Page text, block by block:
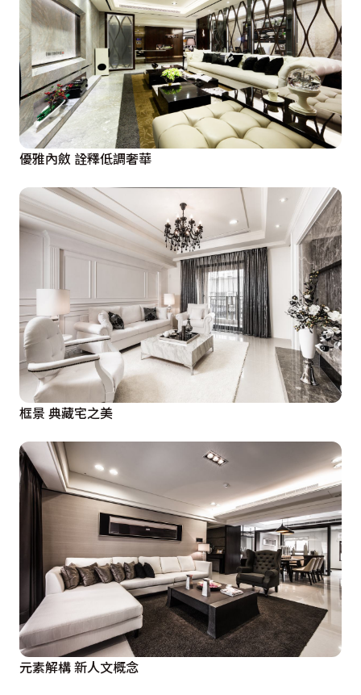
優雅內斂 詮釋低調奢華
框景 典藏宅之美
元素解構 新人文概念